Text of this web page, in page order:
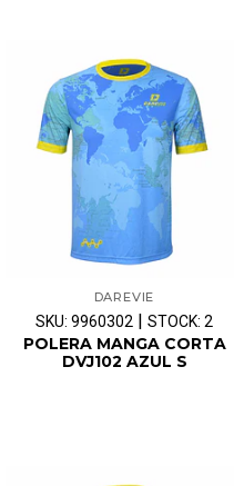
DAREVIE
SKU: 9960302 | STOCK: 2
POLERA MANGA CORTA
DVJ102 AZUL S